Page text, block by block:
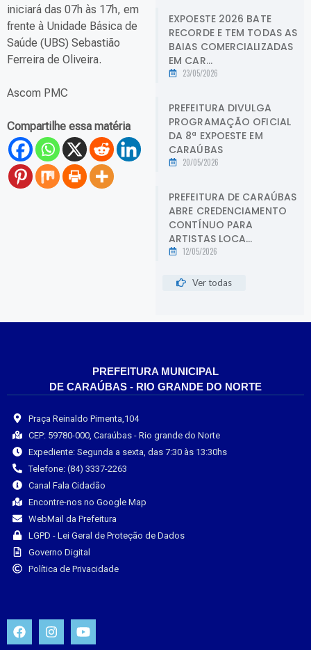
iniciará das 07h às 17h, em
frente à Unidade Básica de
Saúde (UBS) Sebastião
Ferreira de Oliveira.
Ascom PMC
Compartilhe essa matéria
EXPOESTE 2026 BATE
RECORDE E TEM TODAS AS
BAIAS COMERCIALIZADAS
EM CAR...
23/05/2026
PREFEITURA DIVULGA
PROGRAMAÇÃO OFICIAL
DA 8ª EXPOESTE EM
CARAÚBAS
20/05/2026
PREFEITURA DE CARAÚBAS
ABRE CREDENCIAMENTO
CONTÍNUO PARA
ARTISTAS LOCA...
12/05/2026
Ver todas
PREFEITURA MUNICIPAL
DE CARAÚBAS - RIO GRANDE DO NORTE
Praça Reinaldo Pimenta,104
CEP: 59780-000, Caraúbas - Rio grande do Norte
Expediente: Segunda a sexta, das 7:30 às 13:30hs
Telefone: (84) 3337-2263
Canal Fala Cidadão
Encontre-nos no Google Map
WebMail da Prefeitura
LGPD - Lei Geral de Proteção de Dados
Governo Digital
Política de Privacidade